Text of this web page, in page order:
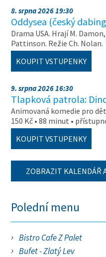
8. srpna 2026 19:30
Oddysea (český
Drama USA. Hrají M.
Pattinson. Režie Ch.
KOUPIT VSTUPENKY
9. srpna 2026 16:30
Tlapková patrola:
Animovaná komedie pro
150 Kč • 88 minut •
KOUPIT VSTUPENKY
ZOBRAZIT KALENDÁŘ
Polední menu
Bistro Cafe Z Palet
Bufet - Zlatý Lev